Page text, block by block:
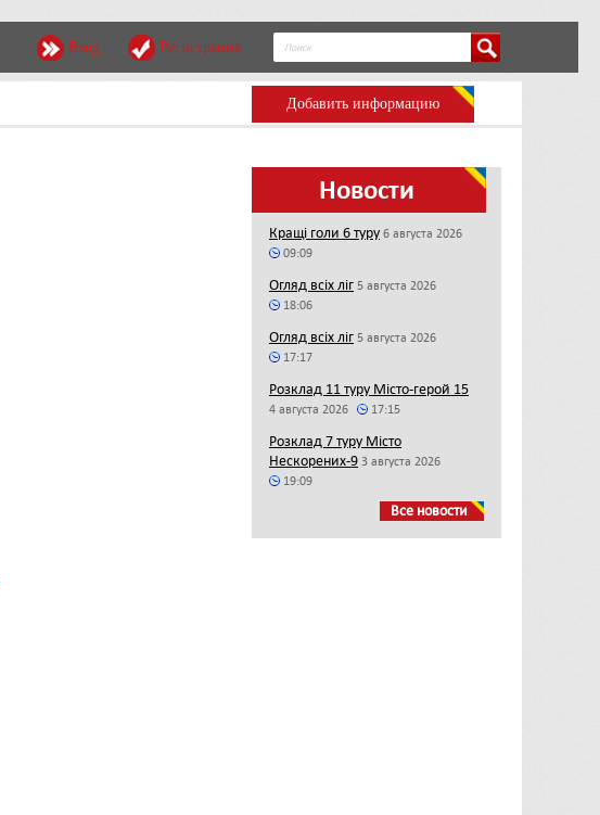
Вход Регистрация
Добавить информацию
Новости
Кращі голи 6 туру 6 августа 2026
09:09
Огляд всіх ліг 5 августа 2026
18:06
Огляд всіх ліг 5 августа 2026
17:17
Розклад 11 туру Місто-герой 15
4 августа 2026 17:15
Розклад 7 туру Місто
Нескорених-9 3 августа 2026
19:09
Все новости